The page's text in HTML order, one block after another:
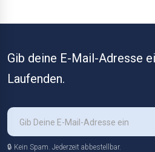
Gib deine E-Mail-Adresse
Laufenden.
🔒 Kein Spam. Jederzeit abbestellbar.